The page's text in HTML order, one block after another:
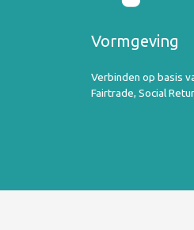
Vormgeving
Verbinden op basis
Fairtrade, Social